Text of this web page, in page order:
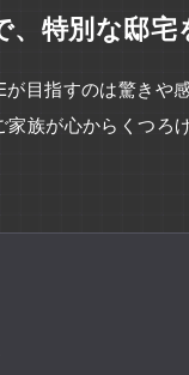
、特別な邸宅
目指すのは驚きや
族が心からくつろ